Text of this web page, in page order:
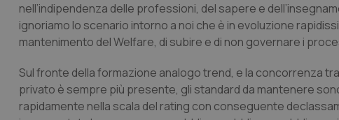
nell’indipendenza delle professioni, del sapere e
ignoriamo lo scenario intorno a noi che è in evoluzione
mantenimento del Welfare, di subire e di non governare i
Sul fronte della formazione analogo trend, e la concorrenza
privato è sempre più presente, gli standard da mantenere
rapidamente nella scala del rating con conseguente